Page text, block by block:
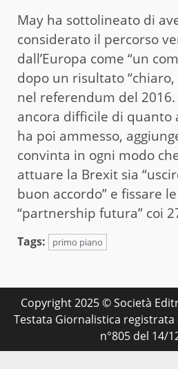
May ha sottolineato di
considerato il percorso
dall’Europa come “un
dopo un risultato
nel referendum del 2016.
ancora difficile di quanto
ha poi ammesso,
convinta in ogni modo
attuare la Brexit sia
buon accordo” e fissare
“partnership futura” coi
Tags: primo piano
Copyright 2025 © Società
Testata Giornalistica registrata
n°805 del 14/